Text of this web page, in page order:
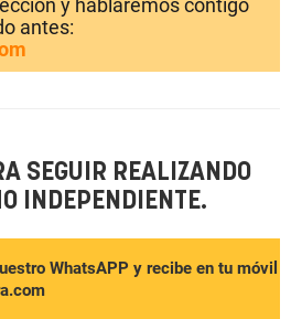
y hablaremos contigo
antes:
SEGUIR REALIZANDO
INDEPENDIENTE.
WhatsAPP y recibe en tu móvil